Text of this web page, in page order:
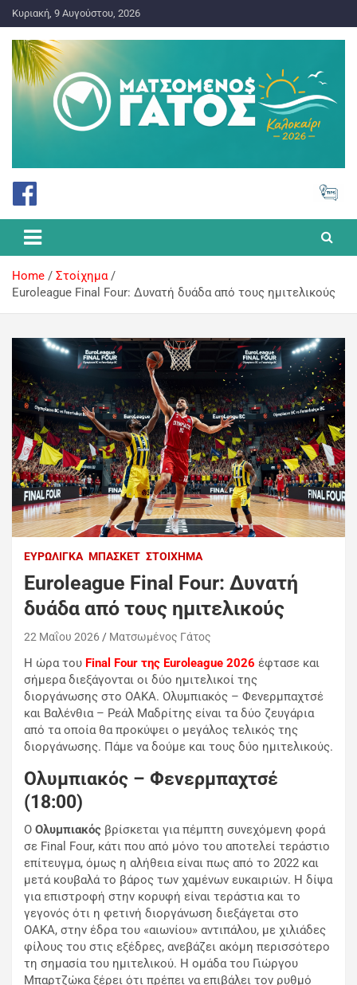
Κυριακή, 9 Αυγούστου, 2026
Ματσωμένος Γάτος – Όλα για
το Στοίχημα
Home
Στοίχημα
Euroleague Final Four: Δυνατή δυάδα από τους ημιτελικούς
ΕΥΡΩΛΊΓΚΑ ΜΠΆΣΚΕΤ ΣΤΟΊΧΗΜΑ
Euroleague Final Four: Δυνατή
δυάδα από τους ημιτελικούς
22 Μαΐου 2026 Ματσωμένος Γάτος
H ώρα του Final Four της Euroleague 2026 έφτασε και
σήμερα διεξάγονται οι δύο ημιτελικοί της
διοργάνωσης στο ΟΑΚΑ. Ολυμπιακός – Φενερμπαχτσέ
και Βαλένθια – Ρεάλ Μαδρίτης είναι τα δύο ζευγάρια
από τα οποία θα προκύψει ο μεγάλος τελικός της
διοργάνωσης. Πάμε να δούμε και τους δύο ημιτελικούς.
Ολυμπιακός – Φενερμπαχτσέ
(18:00)
Ο Ολυμπιακός βρίσκεται για πέμπτη συνεχόμενη φορά
σε Final Four, κάτι που από μόνο του αποτελεί τεράστιο
επίτευγμα, όμως η αλήθεια είναι πως από το 2022 και
μετά κουβαλά το βάρος των χαμένων ευκαιριών. Η δίψα
για επιστροφή στην κορυφή είναι τεράστια και το
γεγονός ότι η φετινή διοργάνωση διεξάγεται στο
ΟΑΚΑ, στην έδρα του «αιωνίου» αντιπάλου, με χιλιάδες
φίλους του στις εξέδρες, ανεβάζει ακόμη περισσότερο
τη σημασία του ημιτελικού. Η ομάδα του Γιώργου
Μπαρτζώκα ξέρει ότι πρέπει να επιβάλει τον ρυθμό